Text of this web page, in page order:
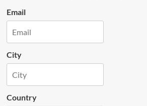
Email
City
Country